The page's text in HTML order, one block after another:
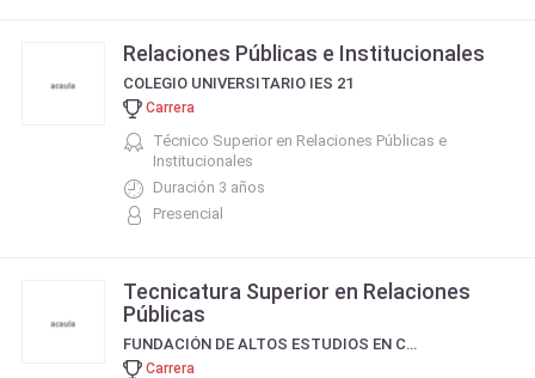
Relaciones Públicas e Institucionales
COLEGIO UNIVERSITARIO IES 21
Carrera
Técnico Superior en Relaciones Públicas e
Institucionales
Duración 3 años
Presencial
Tecnicatura Superior en Relaciones
Públicas
FUNDACIÓN DE ALTOS ESTUDIOS EN CIENCIAS COMERCIALES
Carrera